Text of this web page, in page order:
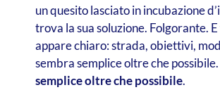
un quesito lasciato in incubazione
trova la sua soluzione. Folgorante.
appare chiaro: strada, obiettivi,
sembra semplice oltre che possibile.
semplice oltre che possibile.